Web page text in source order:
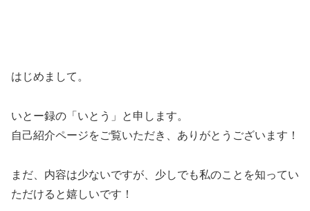
はじめまして。
いとー録の「いとう」と申します。
自己紹介ページをご覧いただき、ありがとうございます！
まだ、内容は少ないですが、少しでも私のことを知ってい
ただけると嬉しいです！